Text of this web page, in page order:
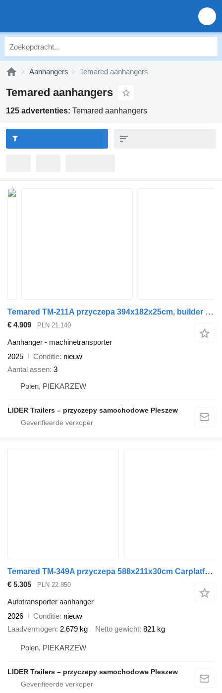
Aanhangers Temared aanhangers
Temared aanhangers
125 advertenties: Temared aanhangers
Temared TM-211A przyczepa 394x182x25cm, builder 3 4018/3 NEW 4018, do pr
€ 4.909 PLN 21.140
Aanhanger - machinetransporter
2025
Conditie nieuw
Aantal assen 3
Polen, PIEKARZEW
LIDER Trailers – przyczepy samochodowe Pleszew
Temared TM-349A przyczepa 588x211x30cm Carplatform 6021/3 3500kg
€ 5.305 PLN 22.850
Autotransporter aanhanger
2026
Conditie nieuw
Laadvermogen 2.679 kg Netto gewicht 821 kg
Polen, PIEKARZEW
LIDER Trailers – przyczepy samochodowe Pleszew